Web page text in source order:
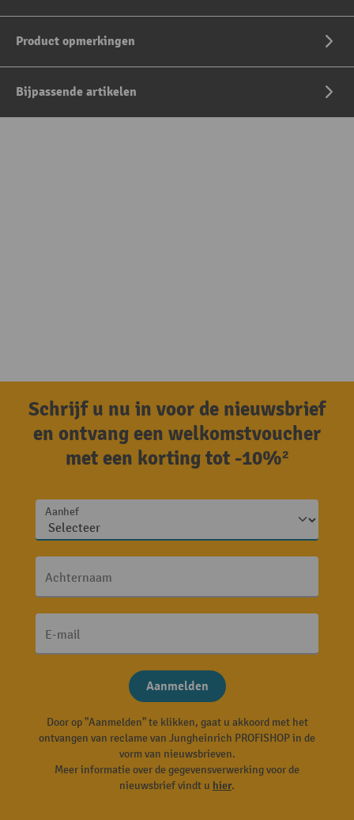
Product opmerkingen
Bijpassende artikelen
Schrijf u nu in voor de nieuwsbrief
en ontvang een welkomstvoucher
met een korting tot -10%²
Aanhef
Achternaam
E-mail
Aanmelden
Door op "Aanmelden" te klikken, gaat u akkoord met het
ontvangen van reclame van Jungheinrich PROFISHOP in de
vorm van nieuwsbrieven.
Meer informatie over de gegevensverwerking voor de
nieuwsbrief vindt u hier.